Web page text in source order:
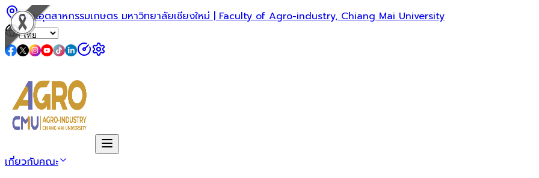
คณะอุตสาหกรรมเกษตร มหาวิทยาลัยเชียงใหม่ | Faculty of Agro-industry, Chiang Mai University
เกี่ยวกับคณะ